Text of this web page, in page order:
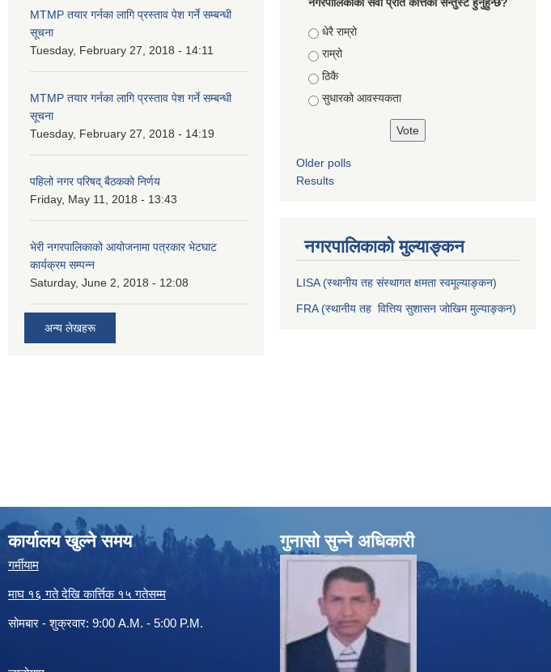
MTMP तयार गर्नका लागि प्रस्ताव पेश गर्ने सम्बन्धी
सूचना
Tuesday, February 27, 2018 - 14:11
MTMP तयार गर्नका लागि प्रस्ताव पेश गर्ने सम्बन्धी
सूचना
Tuesday, February 27, 2018 - 14:19
पहिलो नगर परिषद् बैठकको निर्णय
Friday, May 11, 2018 - 13:43
भेरी नगरपालिकाको आयोजनामा पत्रकार भेटघाट
कार्यक्रम सम्पन्न
Saturday, June 2, 2018 - 12:08
अन्य लेखहरू
Choices
धेरै राम्रो
राम्रो
ठिकै
सुधारको आवस्यकता
Older polls
Results
नगरपालिकाको मुल्याङ्कन
LISA (स्थानीय तह संस्थागत क्षमता स्वमूल्याङ्कन)
FRA (स्थानीय तह वित्तिय सुशासन जोखिम मुल्याङ्कन)
कार्यालय खुल्ने समय
गर्मीयाम
माघ १६ गते देखि कार्त्तिक १५ गतेसम्म
सोमबार - शुक्रवार: 9:00 A.M. - 5:00 P.M.
गुनासो सुन्ने अधिकारी